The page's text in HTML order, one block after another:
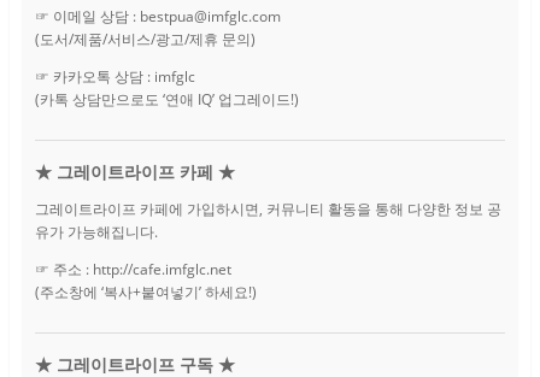
☞ 이메일 상담 : bestpua@imfglc.com
(도서/제품/서비스/광고/제휴 문의)
☞ 카카오톡 상담 : imfglc
(카톡 상담만으로도 ‘연애 IQ’ 업그레이드!)
★ 그레이트라이프 카페 ★
그레이트라이프 카페에 가입하시면, 커뮤니티 활동을 통해 다양한 정보 공
유가 가능해집니다.
☞ 주소 : http://cafe.imfglc.net
(주소창에 ‘복사+붙여넣기’ 하세요!)
★ 그레이트라이프 구독 ★